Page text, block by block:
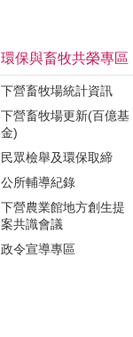
環保與畜牧共榮專區
下營畜牧場統計資訊
下營畜牧場更新(百億基
金)
民眾檢舉及環保取締
公所輔導紀錄
下營農業館地方創生提
案共識會議
政令宣導專區